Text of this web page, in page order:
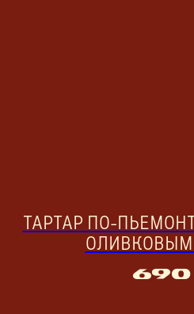
ТАРТАР ПО-
690